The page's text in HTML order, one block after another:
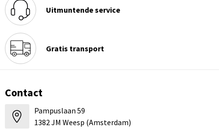
Uitmuntende service
Gratis transport
Contact
Pampuslaan 59
1382 JM Weesp (Amsterdam)